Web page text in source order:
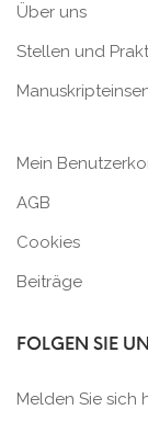
Über uns
Stellen und
Mein
AGB
Cookies
Beiträge
FOLGEN SIE
Melden Sie sich